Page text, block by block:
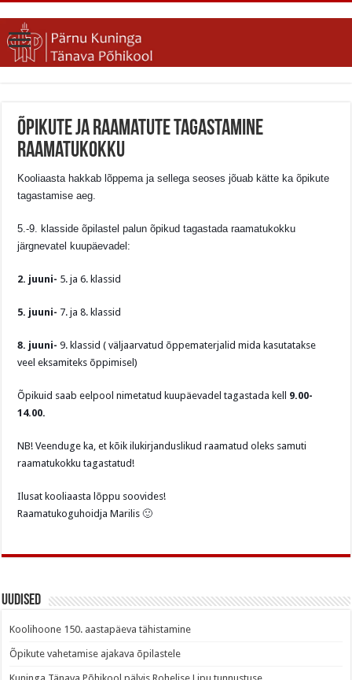
Õpikute ja raamatute tagastamine
raamatukokku
Kooliaasta hakkab lõppema ja sellega seoses jõuab kätte ka õpikute
tagastamise aeg.
5.-9. klasside õpilastel palun õpikud tagastada raamatukokku
järgnevatel kuupäevadel:
2. juuni- 5. ja 6. klassid
5. juuni- 7. ja 8. klassid
8. juuni-9. klassid ( väljaarvatud õppematerjalid mida kasutatakse
veel eksamiteks õppimisel)
Õpikuid saab eelpool nimetatud kuupäevadel tagastada kell 9.00-
14.00.
NB! Veenduge ka, et kõik ilukirjanduslikud raamatud oleks samuti
raamatukokku tagastatud!
Ilusat kooliaasta lõppu soovides!
Raamatukoguhoidja Marilis 🙂
Uudised
Koolihoone 150. aastapäeva tähistamine
Õpikute vahetamise ajakava õpilastele